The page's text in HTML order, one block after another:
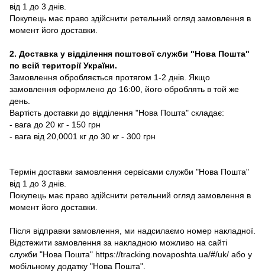
від 1 до 3 днів.
Покупець має право здійснити ретельний огляд замовлення в
момент його доставки.
2. Доставка у відділення поштової служби "Нова Пошта"
по всій території України.
Замовлення обробляється протягом 1-2 днів. Якщо
замовлення оформлено до 16:00, його оброблять в той же
день.
Вартість доставки до відділення "Нова Пошта" складає:
- вага до 20 кг - 150 грн
- вага від 20,0001 кг до 30 кг - 300 грн
Термін доставки замовлення сервісами служби "Нова Пошта"
від 1 до 3 днів.
Покупець має право здійснити ретельний огляд замовлення в
момент його доставки.
Після відправки замовлення, ми надсилаємо номер накладної.
Відстежити замовлення за накладною можливо на сайті
служби "Нова Пошта" https://tracking.novaposhta.ua/#/uk/ або у
мобільному додатку "Нова Пошта".